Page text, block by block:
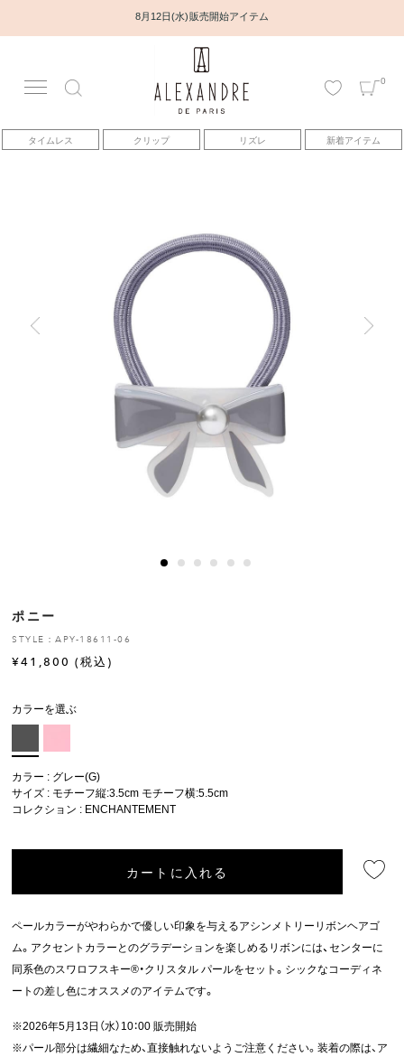
8月12日(水) 販売開始アイテム
0
タイムレス クリップ リズレ 新着アイテム
アカウント
アイテム
トピックス
ヘアアレンジ動画
クラフトマンシップ
お修理について
ポニー
STYLE：APY-18611-06
¥41,800 (税込)
カラーを選ぶ
カラー : グレー(G)
サイズ : モチーフ縦:3.5cm モチーフ横:5.5cm
コレクション : ENCHANTEMENT
カートに入れる
ペールカラーがやわらかで優しい印象を与えるアシンメトリーリボンヘアゴ
ム。アクセントカラーとのグラデーションを楽しめるリボンには、センターに
同系色のスワロフスキー®・クリスタル パールをセット。シックなコーディネ
ートの差し色にオススメのアイテムです。
※2026年5月13日（水）10：00 販売開始
※パール部分は繊細なため、直接触れないようご注意ください。装着の際は、ア